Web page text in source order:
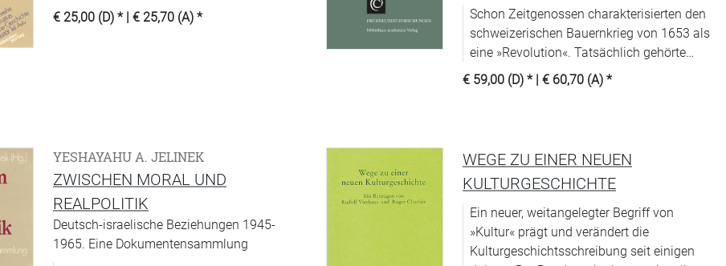
Weltkrieg.
€ 25,00 (D) * | € 25,70 (A) *
Schon Zeitgenossen charakterisierten den
schweizerischen Bauernkrieg von 1653 als
eine »Revolution«. Tatsächlich gehörte
dieser Konflikt mit der Fronde in Frankreich,
der Revolution in England, den
heftiger innerer Konflikte, die um die Mitte
des 17. Jahrhunderts ganz Europa
erschütterte.
€ 59,00 (D) * | € 60,70 (A) *
YESHAYAHU A. JELINEK
ZWISCHEN MORAL UND
REALPOLITIK
Deutsch-israelische Beziehungen 1945-
1965. Eine Dokumentensammlung
WEGE ZU EINER NEUEN
KULTURGESCHICHTE
Ein neuer, weitangelegter Begriff von
»Kultur« prägt und verändert die
Kulturgeschichtsschreibung seit einigen